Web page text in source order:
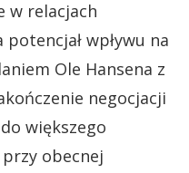
w relacjach
wpływu na
Ole Hansena z
negocjacji
większego
obecnej